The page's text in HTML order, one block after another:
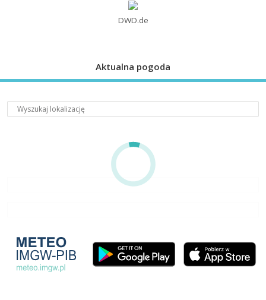
DWD.de
Aktualna pogoda